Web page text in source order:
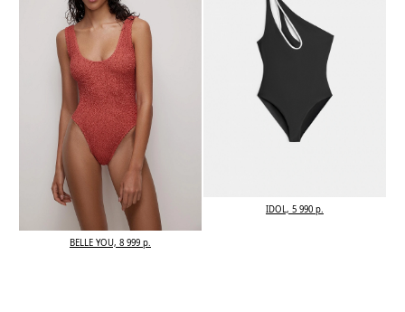
BELLE YOU, 8 999 р.
IDOL, 5 990 р.